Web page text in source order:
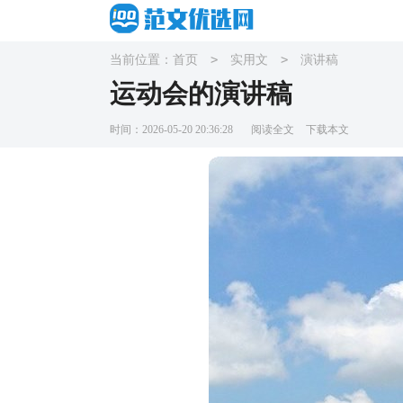
当前位置： 首页 > 实用文 > 演讲稿
运动会的演讲稿
时间：2026-05-20 20:36:28 阅读全文 下载本文